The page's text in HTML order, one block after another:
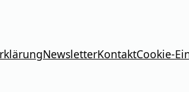
NewsletterKontaktCookie-